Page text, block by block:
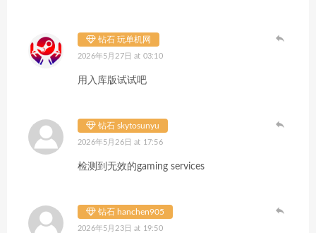
钻石 玩单机网
2026年5月27日 at 03:10
用入库版试试吧
钻石 skytosunyu
2026年5月26日 at 17:56
检测到无效的gaming services
钻石 hanchen905
2026年5月23日 at 19:50